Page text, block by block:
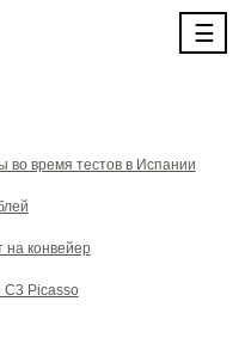
☰
во время тестов в Испании
на конвейер
Picasso